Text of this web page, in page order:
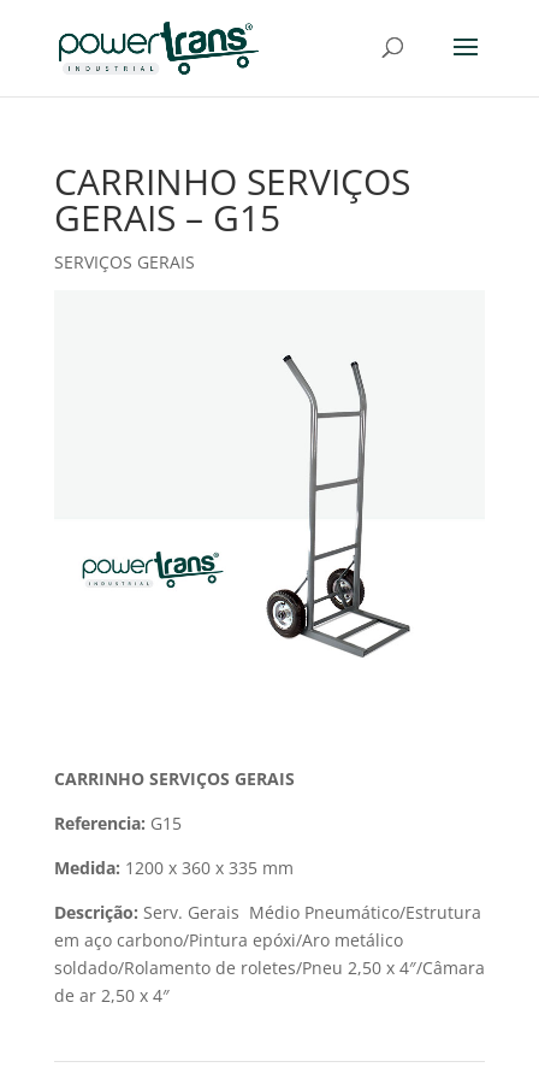
CARRINHO SERVIÇOS
GERAIS – G15
SERVIÇOS GERAIS
CARRINHO SERVIÇOS GERAIS
Referencia: G15
Medida: 1200 x 360 x 335 mm
Descrição: Serv. Gerais Médio Pneumático/Estrutura
em aço carbono/Pintura epóxi/Aro metálico
soldado/Rolamento de roletes/Pneu 2,50 x 4″/Câmara
de ar 2,50 x 4″